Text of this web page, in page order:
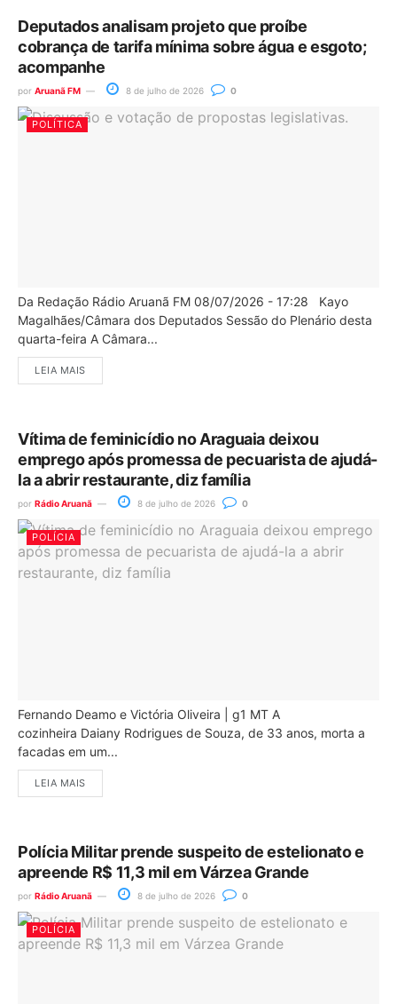
Deputados analisam projeto que proíbe
cobrança de tarifa mínima sobre água e esgoto;
acompanhe
por Aruanã FM 8 de julho de 2026 0
POLÍTICA
Da Redação Rádio Aruanã FM 08/07/2026 - 17:28 Kayo
Magalhães/Câmara dos Deputados Sessão do Plenário desta
quarta-feira A Câmara...
LEIA MAIS
Vítima de feminicídio no Araguaia deixou
emprego após promessa de pecuarista de ajudá-
la a abrir restaurante, diz família
por Rádio Aruanã 8 de julho de 2026 0
POLÍCIA
Fernando Deamo e Victória Oliveira | g1 MT A
cozinheira Daiany Rodrigues de Souza, de 33 anos, morta a
facadas em um...
LEIA MAIS
Polícia Militar prende suspeito de estelionato e
apreende R$ 11,3 mil em Várzea Grande
por Rádio Aruanã 8 de julho de 2026 0
POLÍCIA